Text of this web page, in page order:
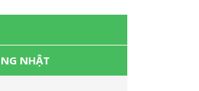
NHẬT